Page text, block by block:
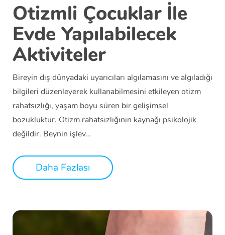
Otizmli Çocuklar İle
Evde Yapılabilecek
Aktiviteler
Bireyin dış dünyadaki uyarıcıları algılamasını ve algıladığı
bilgileri düzenleyerek kullanabilmesini etkileyen otizm
rahatsızlığı, yaşam boyu süren bir gelişimsel
bozukluktur. Otizm rahatsızlığının kaynağı psikolojik
değildir. Beynin işlev…
Daha Fazlası